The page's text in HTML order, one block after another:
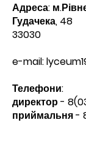
Адреса:
Гудачека, 48
33030
e-mail:
Телефони:​
директор -
приймальня -